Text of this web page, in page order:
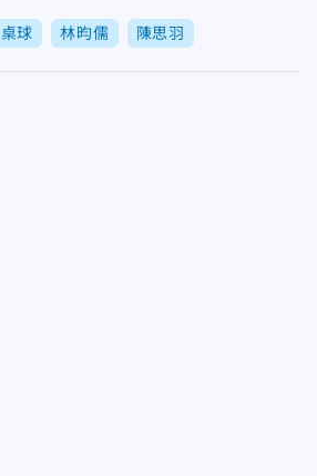
桌球 林昀儒 陳思羽